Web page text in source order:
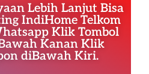
Lebih Lanjut Bisa
IndiHome Telkom
Klik Tombol
Kanan Klik
diBawah Kiri.